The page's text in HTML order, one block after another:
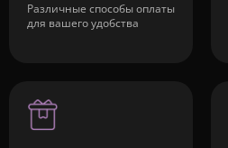
Различные способы оплаты
для вашего удобства